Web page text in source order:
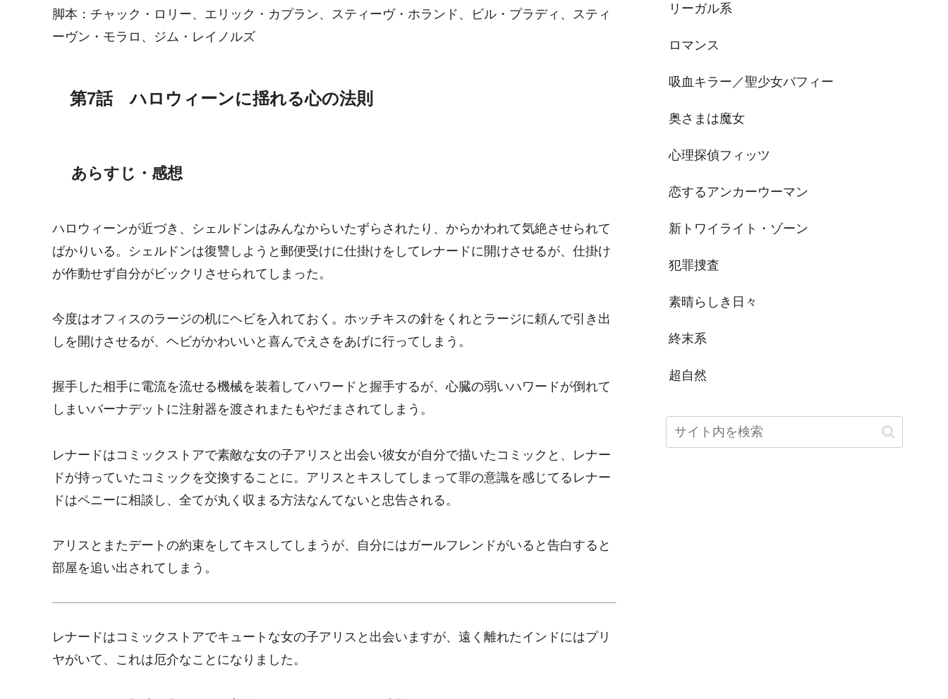
脚本：チャック・ロリー、エリック・カプラン、スティーヴ・ホランド、ビル・プラディ、スティ
ーヴン・モラロ、ジム・レイノルズ
第7話 ハロウィーンに揺れる心の法則
あらすじ・感想
ハロウィーンが近づき、シェルドンはみんなからいたずらされたり、からかわれて気絶させられて
ばかりいる。シェルドンは復讐しようと郵便受けに仕掛けをしてレナードに開けさせるが、仕掛け
が作動せず自分がビックリさせられてしまった。
今度はオフィスのラージの机にヘビを入れておく。ホッチキスの針をくれとラージに頼んで引き出
しを開けさせるが、ヘビがかわいいと喜んでえさをあげに行ってしまう。
握手した相手に電流を流せる機械を装着してハワードと握手するが、心臓の弱いハワードが倒れて
しまいバーナデットに注射器を渡されまたもやだまされてしまう。
レナードはコミックストアで素敵な女の子アリスと出会い彼女が自分で描いたコミックと、レナー
ドが持っていたコミックを交換することに。アリスとキスしてしまって罪の意識を感じてるレナー
ドはペニーに相談し、全てが丸く収まる方法なんてないと忠告される。
アリスとまたデートの約束をしてキスしてしまうが、自分にはガールフレンドがいると告白すると
部屋を追い出されてしまう。
レナードはコミックストアでキュートな女の子アリスと出会いますが、遠く離れたインドにはプリ
ヤがいて、これは厄介なことになりました。
リーガル系
ロマンス
吸血キラー／聖少女バフィー
奥さまは魔女
心理探偵フィッツ
恋するアンカーウーマン
新トワイライト・ゾーン
犯罪捜査
素晴らしき日々
終末系
超自然